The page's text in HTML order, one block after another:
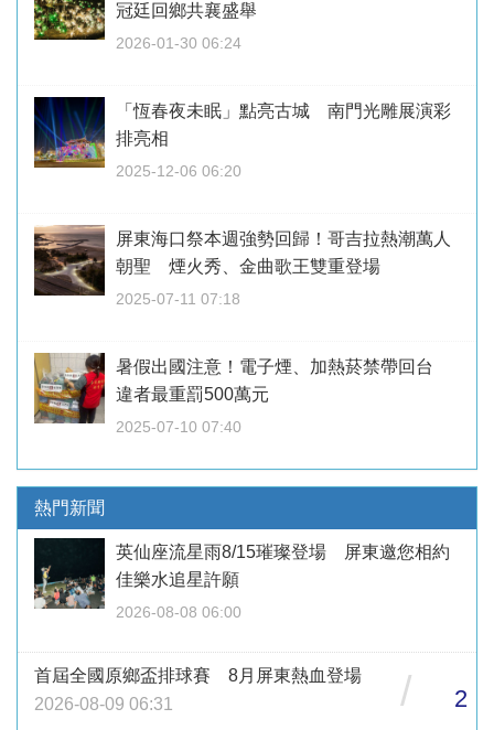
冠廷回鄉共襄盛舉
2026-01-30 06:24
「恆春夜未眠」點亮古城 南門光雕展演彩
排亮相
2025-12-06 06:20
屏東海口祭本週強勢回歸！哥吉拉熱潮萬人
朝聖 煙火秀、金曲歌王雙重登場
2025-07-11 07:18
暑假出國注意！電子煙、加熱菸禁帶回台
違者最重罰500萬元
2025-07-10 07:40
熱門新聞
英仙座流星雨8/15璀璨登場 屏東邀您相約
佳樂水追星許願
2026-08-08 06:00
首屆全國原鄉盃排球賽 8月屏東熱血登場
2026-08-09 06:31
/ 2